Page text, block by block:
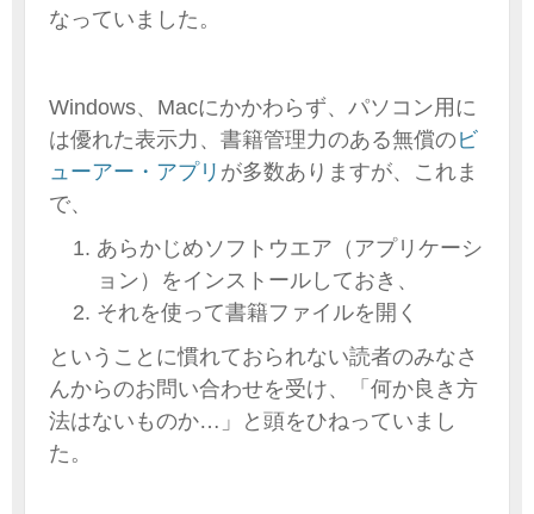
なっていました。
Windows、Macにかかわらず、パソコン用に
は優れた表示力、書籍管理力のある無償のビ
ューアー・アプリ が多数ありますが、これま
で、
あらかじめソフトウエア（アプリケーシ
ョン）をインストールしておき、
それを使って書籍ファイルを開く
ということに慣れておられない読者のみなさ
んからのお問い合わせを受け、「何か良き方
法はないものか…」と頭をひねっていまし
た。